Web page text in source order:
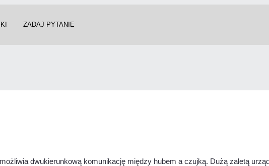
ZADAJ PYTANIE
dwukierunkową komunikację między hubem a czujką. Dużą zaletą